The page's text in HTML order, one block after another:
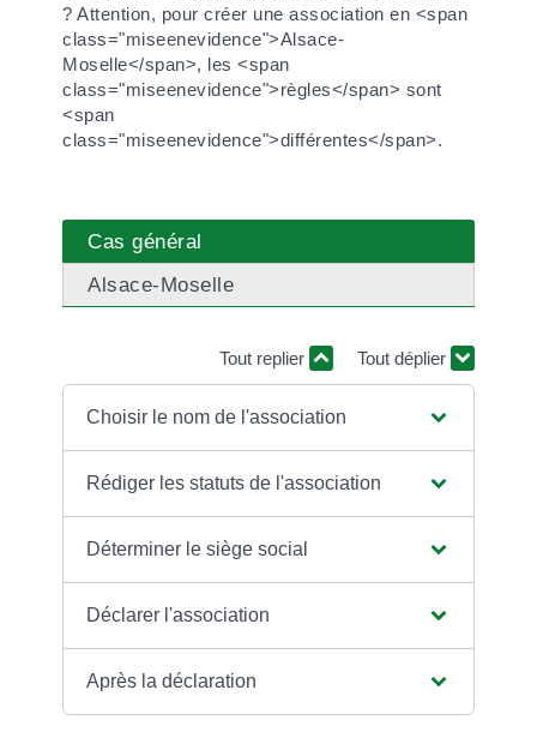
? Attention, pour créer une association en <span
class="miseenevidence">Alsace-
Moselle</span>, les <span
class="miseenevidence">règles</span> sont
<span
class="miseenevidence">différentes</span>.
Cas général
Alsace-Moselle
Tout replier Tout déplier
Choisir le nom de l'association
Rédiger les statuts de l'association
Déterminer le siège social
Déclarer l'association
Après la déclaration